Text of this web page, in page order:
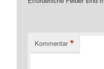
Kommentar *